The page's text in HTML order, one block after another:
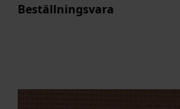
Beställningsvara